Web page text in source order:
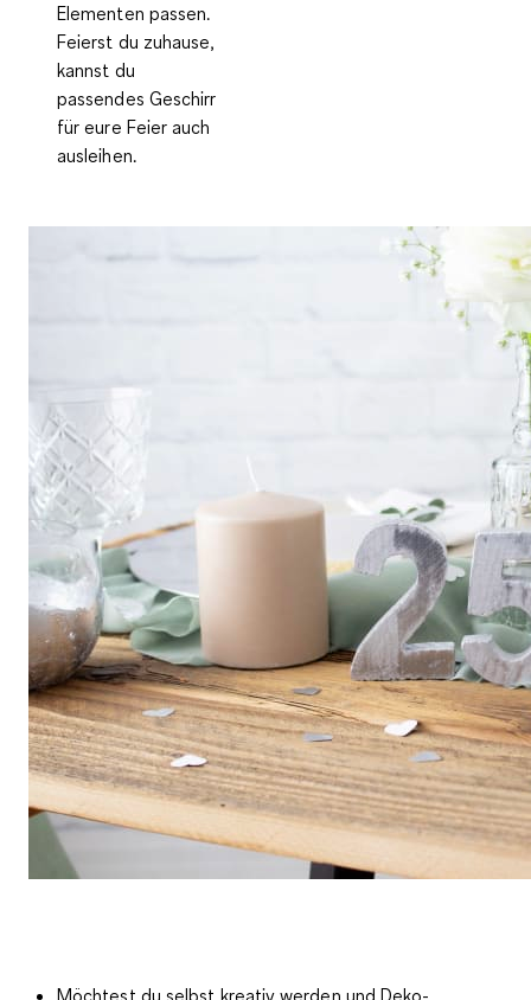
Elementen passen.
Feierst du zuhause,
kannst du
passendes Geschirr
für eure Feier auch
ausleihen.